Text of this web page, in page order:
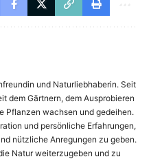
und Naturliebhaberin. Seit
dem Gärtnern, dem Ausprobieren
Pflanzen wachsen und gedeihen.
und persönliche Erfahrungen,
nützliche Anregungen zu geben.
Natur weiterzugeben und zu